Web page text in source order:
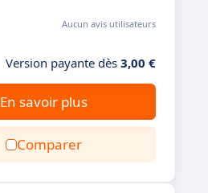
Aucun avis utilisateurs
Version payante dès 3,00 €
En savoir plus
Comparer